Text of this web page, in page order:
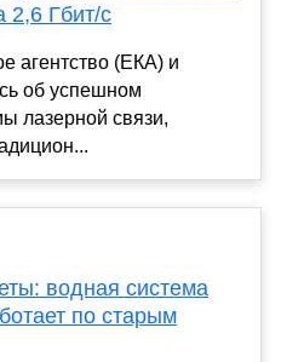
2,6 Гбит/с
агентство (ЕКА) и
об успешном
лазерной связи,
водная система
по старым